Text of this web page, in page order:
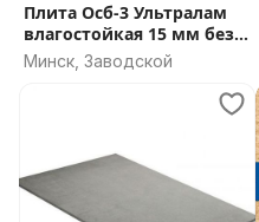
Плита Осб-3 Ультралам
влагостойкая 15 мм без
формальдегида
Минск, Заводской